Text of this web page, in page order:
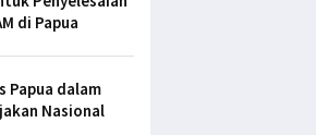
di Papua
Papua dalam
Nasional